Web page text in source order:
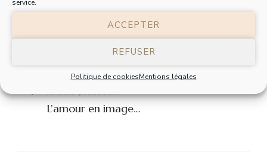
service.
ACCEPTER
REFUSER
Politique de cookiesMentions légales
Navigation
Article précédent
L’amour en image…